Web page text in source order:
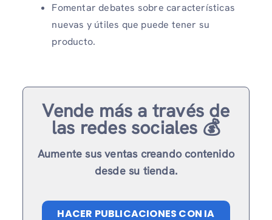
Fomentar debates sobre características
nuevas y útiles que puede tener su
producto.
Vende más a través de
las redes sociales 💰
Aumente sus ventas creando contenido
desde su tienda.
HACER PUBLICACIONES CON IA